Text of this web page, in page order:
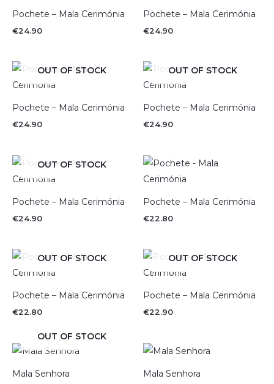
Pochete – Mala Cerimónia
€24.90
Pochete – Mala Cerimónia
€24.90
OUT OF STOCK
Pochete – Mala Cerimónia
€24.90
OUT OF STOCK
Pochete – Mala Cerimónia
€24.90
OUT OF STOCK
Pochete – Mala Cerimónia
€24.90
Pochete – Mala Cerimónia
€22.80
OUT OF STOCK
Pochete – Mala Cerimónia
€22.80
OUT OF STOCK
Pochete – Mala Cerimónia
€22.90
OUT OF STOCK
Mala Senhora Mala Senhora